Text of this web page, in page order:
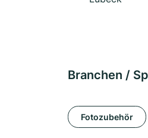
Branchen /
Fotozubehör